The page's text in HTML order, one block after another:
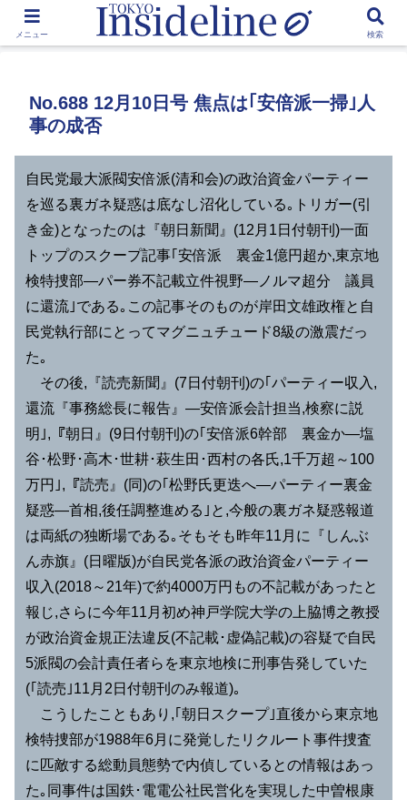
by Toshikawa Takao
No.688 12月10日号 焦点は｢安倍派一掃｣人
事の成否
自民党最大派閥安倍派(清和会)の政治資金パーティー
を巡る裏ガネ疑惑は底なし沼化している｡トリガー(引
き金)となったのは『朝日新聞』(12月1日付朝刊)一面
トップのスクープ記事｢安倍派 裏金1億円超か,東京地
検特捜部―パー券不記載立件視野―ノルマ超分 議員
に還流｣である｡この記事そのものが岸田文雄政権と自
民党執行部にとってマグニュチュード8級の激震だっ
た｡
その後,『読売新聞』(7日付朝刊)の｢パーティー収入,
還流『事務総長に報告』―安倍派会計担当,検察に説
明｣,『朝日』(9日付朝刊)の｢安倍派6幹部 裏金か―塩
谷･松野･高木･世耕･萩生田･西村の各氏,1千万超～100
万円｣,『読売』(同)の｢松野氏更迭へ―パーティー裏金
疑惑―首相,後任調整進める｣と,今般の裏ガネ疑惑報道
は両紙の独断場である｡そもそも昨年11月に『しんぶ
ん赤旗』(日曜版)が自民党各派の政治資金パーティー
収入(2018～21年)で約4000万円もの不記載があったと
報じ,さらに今年11月初め神戸学院大学の上脇博之教授
が政治資金規正法違反(不記載･虚偽記載)の容疑で自民
5派閥の会計責任者らを東京地検に刑事告発していた
(｢読売｣11月2日付朝刊のみ報道)｡
こうしたこともあり,｢朝日スクープ｣直後から東京地
検特捜部が1988年6月に発覚したリクルート事件捜査
に匹敵する総動員態勢で内偵しているとの情報はあっ
た｡同事件は国鉄･電電公社民営化を実現した中曽根康
メニュー 検索